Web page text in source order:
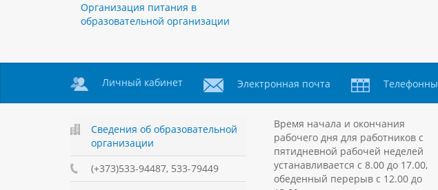
Организация питания в
образовательной организации
Личный кабинет Электронная почта
Сведения об образовательной
организации
(+373)533-94487, 533-79449
Время начала и окончания
рабочего дня для работников с
пятидневной рабочей неделей
устанавливается с 8.00 до 17.00,
обеденный перерыв с 12.00 до